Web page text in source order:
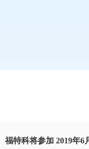
福特科将参加 2019年6